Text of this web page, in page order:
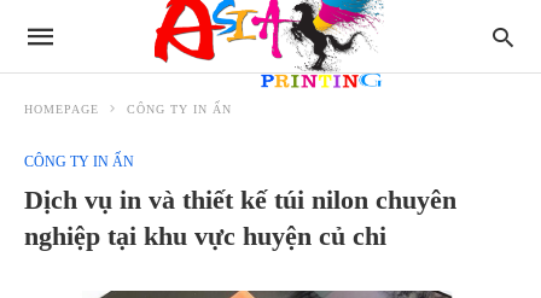
HOMEPAGE CÔNG TY IN ẤN
CÔNG TY IN ẤN
Dịch vụ in và thiết kế túi nilon chuyên
nghiệp tại khu vực huyện củ chi